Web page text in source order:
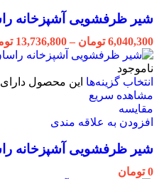
شیر ظرفشویی آشپزخانه
6,040,300 تومان –
13,736,800
ناموجود
انتخاب گزینه‌ها این محصول
مشاهده سریع
مقایسه
افزودن به علاقه مندی
شیر ظرفشویی آشپزخانه
0 تومان